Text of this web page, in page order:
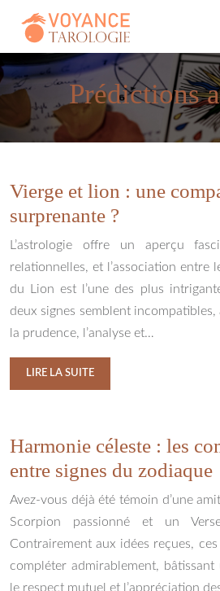
Prédictions
Vierge et lion : une
surprenante ?
L’astrologie offre un aperçu
relationnelles, et l’association entre
du Lion est l’une des plus
deux signes semblent
la prudence, l’analyse et…
LIRE LA SUITE
Harmonie céleste : les
entre signes du zodiaque
Avez-vous déjà été témoin d’une
Scorpion passionné et un
Contrairement aux idées reçues,
compléter admirablement,
le respect mutuel et l’appréciation